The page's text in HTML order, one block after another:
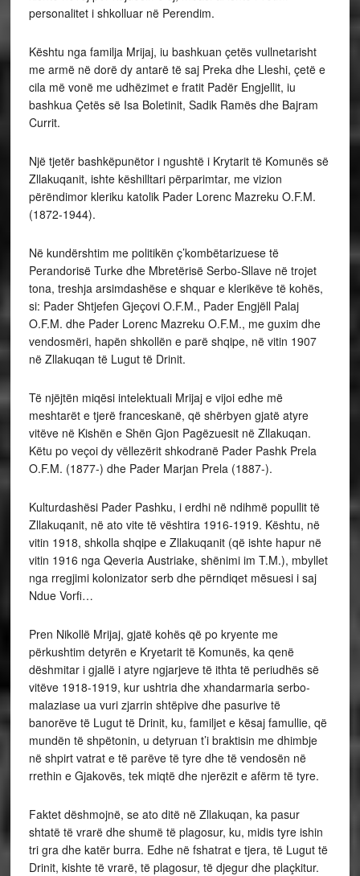
personalitet i shkolluar në Perendim.
Kështu nga familja Mrijaj, iu bashkuan çetës vullnetarisht
me armë në dorë dy antarë të saj Preka dhe Lleshi, çetë e
cila më vonë me udhëzimet e fratit Padër Engjellit, iu
bashkua Çetës së Isa Boletinit, Sadik Ramës dhe Bajram
Currit.
Një tjetër bashkëpunëtor i ngushtë i Krytarit të Komunës së
Zllakuqanit, ishte këshilltari përparimtar, me vizion
përëndimor kleriku katolik Pader Lorenc Mazreku O.F.M.
(1872-1944).
Në kundërshtim me politikën ç’kombëtarizuese të
Perandorisë Turke dhe Mbretërisë Serbo-Sllave në trojet
tona, treshja arsimdashëse e shquar e klerikëve të kohës,
si: Pader Shtjefen Gjeçovi O.F.M., Pader Engjëll Palaj
O.F.M. dhe Pader Lorenc Mazreku O.F.M., me guxim dhe
vendosmëri, hapën shkollën e parë shqipe, në vitin 1907
në Zllakuqan të Lugut të Drinit.
Të njëjtën miqësi intelektuali Mrijaj e vijoi edhe më
meshtarët e tjerë franceskanë, që shërbyen gjatë atyre
vitëve në Kishën e Shën Gjon Pagëzuesit në Zllakuqan.
Këtu po veçoi dy vëllezërit shkodranë Pader Pashk Prela
O.F.M. (1877-) dhe Pader Marjan Prela (1887-).
Kulturdashësi Pader Pashku, i erdhi në ndihmë popullit të
Zllakuqanit, në ato vite të vështira 1916-1919. Kështu, në
vitin 1918, shkolla shqipe e Zllakuqanit (që ishte hapur në
vitin 1916 nga Qeveria Austriake, shënimi im T.M.), mbyllet
nga rregjimi kolonizator serb dhe përndiqet mësuesi i saj
Ndue Vorfi…
Pren Nikollë Mrijaj, gjatë kohës që po kryente me
përkushtim detyrën e Kryetarit të Komunës, ka qenë
dëshmitar i gjallë i atyre ngjarjeve të ithta të periudhës së
vitëve 1918-1919, kur ushtria dhe xhandarmaria serbo-
malaziase ua vuri zjarrin shtëpive dhe pasurive të
banorëve të Lugut të Drinit, ku, familjet e kësaj famullie, që
mundën të shpëtonin, u detyruan t’i braktisin me dhimbje
në shpirt vatrat e të parëve të tyre dhe të vendosën në
rrethin e Gjakovës, tek miqtë dhe njerëzit e afërm të tyre.
Faktet dëshmojnë, se ato ditë në Zllakuqan, ka pasur
shtatë të vrarë dhe shumë të plagosur, ku, midis tyre ishin
tri gra dhe katër burra. Edhe në fshatrat e tjera, të Lugut të
Drinit, kishte të vrarë, të plagosur, të djegur dhe plaçkitur.